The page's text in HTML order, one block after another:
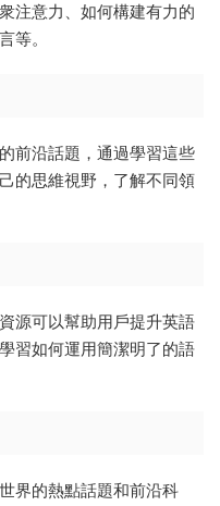
注意力、如何構建有力的
等。
前沿話題，通過學習這些
的思維視野，了解不同領
源可以幫助用戶提升英語
習如何運用簡潔明了的語
界的熱點話題和前沿科